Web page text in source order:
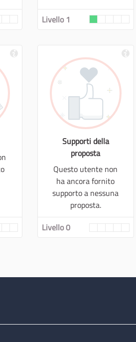
Livello 1
Supporti della
proposta
Questo utente non
ha ancora fornito
supporto a nessuna
proposta.
Livello 0